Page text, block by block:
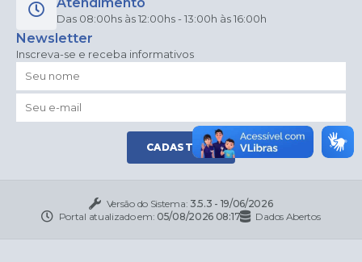
Das 08:00hs às 12:00hs - 13:00h às 16:00h
Newsletter
Inscreva-se e receba informativos
CADASTRAR
Versão do Sistema: 3.5.3 - 19/06/2026
Portal atualizado em: 05/08/2026 08:17 Dados Abertos